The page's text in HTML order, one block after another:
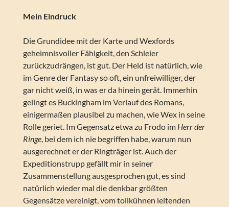
Mein Eindruck
Die Grundidee mit der Karte und Wexfords
geheimnisvoller Fähigkeit, den Schleier
zurückzudrängen, ist gut. Der Held ist natürlich, wie
im Genre der Fantasy so oft, ein unfreiwilliger, der
gar nicht weiß, in was er da hinein gerät. Immerhin
gelingt es Buckingham im Verlauf des Romans,
einigermaßen plausibel zu machen, wie Wex in seine
Rolle geriet. Im Gegensatz etwa zu Frodo im Herr der
Ringe, bei dem ich nie begriffen habe, warum nun
ausgerechnet er der Ringträger ist. Auch der
Expeditionstrupp gefällt mir in seiner
Zusammenstellung ausgesprochen gut, es sind
natürlich wieder mal die denkbar größten
Gegensätze vereinigt, vom tollkühnen leitenden